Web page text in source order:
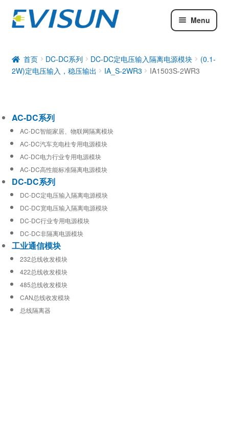
Menu
DC-DC系列
工业通信模块
首页 DC-DC系列 DC-DC定电压输入隔离电源模块
(0.1-
2W)定电压输入，稳压输出
IA_S-2WR3 IA1503S-2WR3
AC-DC系列
AC-DC智能家居、物联网隔离模块
AC-DC汽车充电柱专用电源模块
AC-DC电力行业专用电源模块
AC-DC高性能标准隔离电源模块
DC-DC系列
DC-DC定电压输入隔离电源模块
DC-DC宽电压输入隔离电源模块
DC-DC行业专用电源模块
DC-DC非隔离电源模块
工业通信模块
232总线收发模块
422总线收发模块
485总线收发模块
CAN总线收发模块
总线隔离器